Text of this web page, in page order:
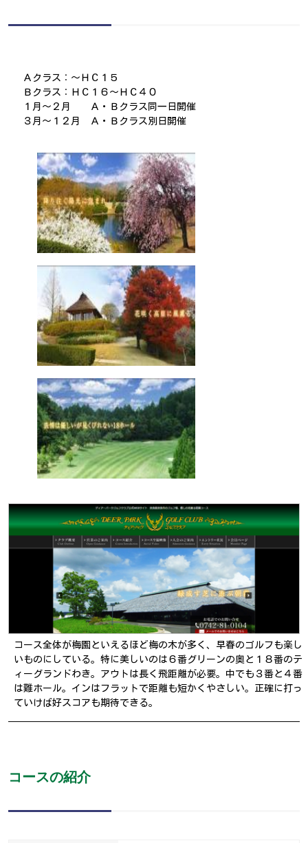
Ａクラス：～ＨＣ１５
Ｂクラス：ＨＣ１６～ＨＣ４０
１月～２月 Ａ・Ｂクラス同一日開催
３月～１２月 Ａ・Ｂクラス別日開催
コース全体が梅園といえるほど梅の木が多く、早春のゴルフも楽し
いものにしている。特に美しいのは６番グリーンの奥と１８番のテ
ィーグランドわき。アウトは長く飛距離が必要。中でも３番と４番
は難ホール。インはフラットで距離も短かくやさしい。正確に打っ
ていけば好スコアも期待できる。
コースの紹介